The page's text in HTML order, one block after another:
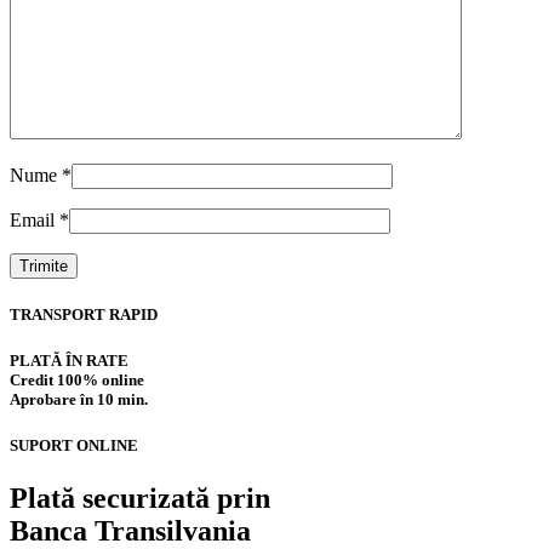
Nume *
Email *
TRANSPORT RAPID
PLATĂ ÎN RATE
Credit 100% online
Aprobare în 10 min.
SUPORT ONLINE
Plată securizată prin
Banca Transilvania